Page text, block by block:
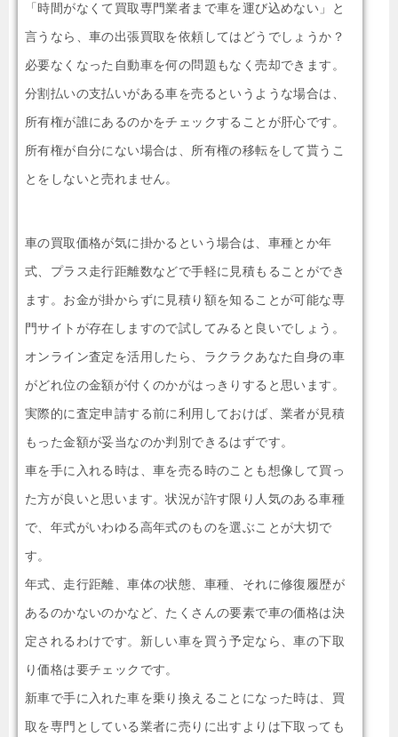
「時間がなくて買取専門業者まで車を運び込めない」と
言うなら、車の出張買取を依頼してはどうでしょうか？
必要なくなった自動車を何の問題もなく売却できます。
分割払いの支払いがある車を売るというような場合は、
所有権が誰にあるのかをチェックすることが肝心です。
所有権が自分にない場合は、所有権の移転をして貰うこ
とをしないと売れません。
車の買取価格が気に掛かるという場合は、車種とか年
式、プラス走行距離数などで手軽に見積もることができ
ます。お金が掛からずに見積り額を知ることが可能な専
門サイトが存在しますので試してみると良いでしょう。
オンライン査定を活用したら、ラクラクあなた自身の車
がどれ位の金額が付くのかがはっきりすると思います。
実際的に査定申請する前に利用しておけば、業者が見積
もった金額が妥当なのか判別できるはずです。
車を手に入れる時は、車を売る時のことも想像して買っ
た方が良いと思います。状況が許す限り人気のある車種
で、年式がいわゆる高年式のものを選ぶことが大切で
す。
年式、走行距離、車体の状態、車種、それに修復履歴が
あるのかないのかなど、たくさんの要素で車の価格は決
定されるわけです。新しい車を買う予定なら、車の下取
り価格は要チェックです。
新車で手に入れた車を乗り換えることになった時は、買
取を専門としている業者に売りに出すよりは下取っても